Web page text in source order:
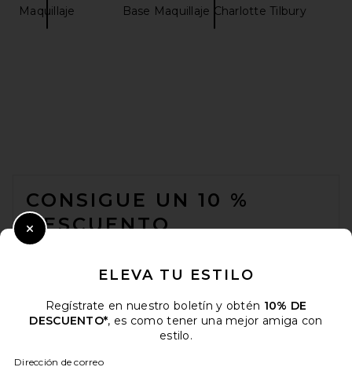
Maquillaje Base Maquillaje Charlotte Tilbury
CONSIGUE UN 10 %
DESCUENTO
electrónico. Puede retirarse en cualquier momento.
Email Address
ELEVA TU ESTILO
Regístrate en nuestro boletín y obtén 10% DE
DESCUENTO*, es como tener una mejor amiga con
estilo.
Dirección de correo
Close Modal